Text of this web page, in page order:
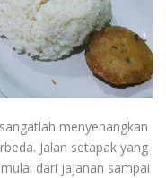
menyenangkan
Jalan setapak yang
dari jajanan sampai